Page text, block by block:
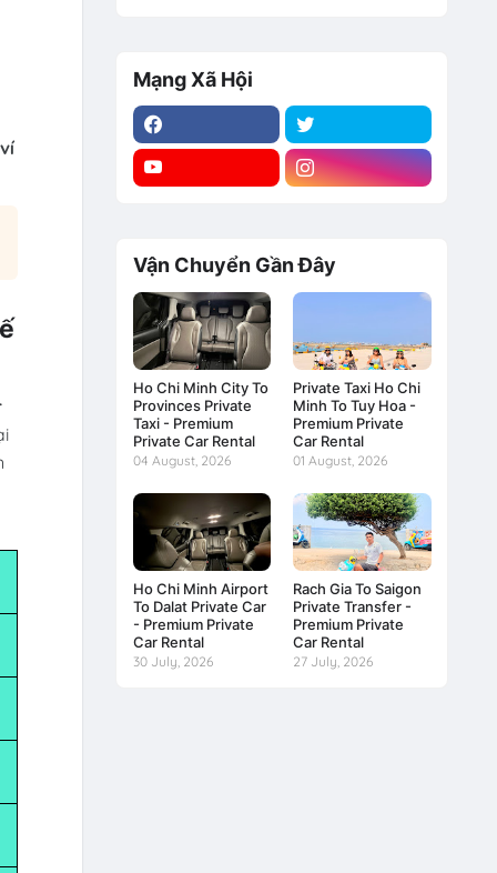
Mạng Xã Hội
Vận Chuyển Gần Đây
Ho Chi Minh City To
Provinces Private
Taxi - Premium
Private Car Rental
04 August, 2026
Private Taxi Ho Chi
Minh To Tuy Hoa -
Premium Private
Car Rental
01 August, 2026
Ho Chi Minh Airport
To Dalat Private Car
- Premium Private
Car Rental
30 July, 2026
Rach Gia To Saigon
Private Transfer -
Premium Private
Car Rental
27 July, 2026